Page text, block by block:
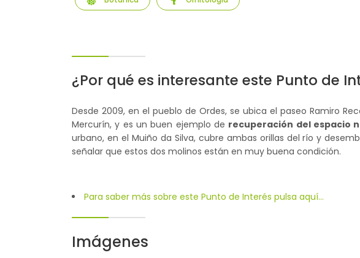
¿Por qué es interesante este Punto de
Desde 2009, en el pueblo de Ordes, se ubica el paseo Ramiro
Mercurín, y es un buen ejemplo de recuperación del espacio
urbano, en el Muiño da Silva, cubre ambas orillas del río y
señalar que estos dos molinos están en muy buena condición.
Para saber más sobre este Punto de Interés pulsa aquí...
Imágenes